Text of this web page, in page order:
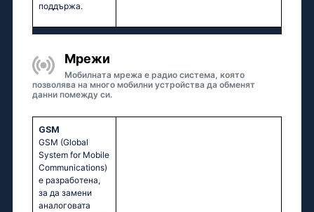
поддържа.
Мрежи
Мобилната мрежа е радио система, която
позволява на много мобилни устройства да обменят
данни помежду си.
GSM
GSM (Global
System for Mobile
Communications)
е разработена,
за да замени
аналоговата